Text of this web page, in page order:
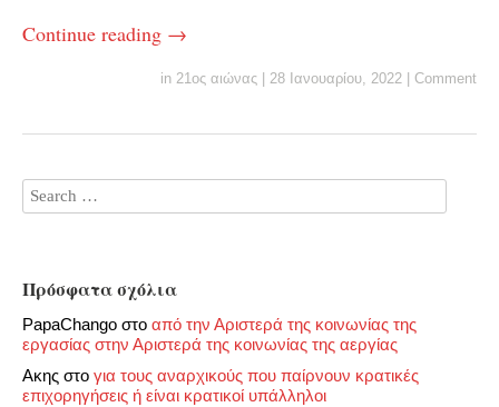
Continue reading →
in 21ος αιώνας 28 Ιανουαρίου, 2022 Comment
Πρόσφατα σχόλια
PapaChango στο από την Αριστερά της κοινωνίας της
εργασίας στην Αριστερά της κοινωνίας της αεργίας
Ακης στο για τους αναρχικούς που παίρνουν κρατικές
επιχορηγήσεις ή είναι κρατικοί υπάλληλοι